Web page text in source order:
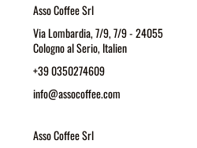
Asso Coffee Srl
Via Lombardia, 7/9, 7/9 - 24055
Cologno al Serio, Italien
+39 0350274609
info@assocoffee.com
Asso Coffee Srl